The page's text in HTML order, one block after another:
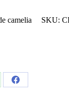
camelia SKU:
Share